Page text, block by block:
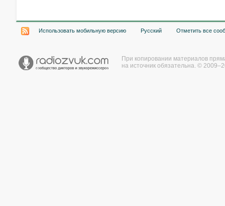
Использовать мобильную версию Русский Отметить все
При копировании материалов
на источник обязательна. ©